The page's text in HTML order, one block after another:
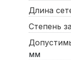
Длина
Степень
мм